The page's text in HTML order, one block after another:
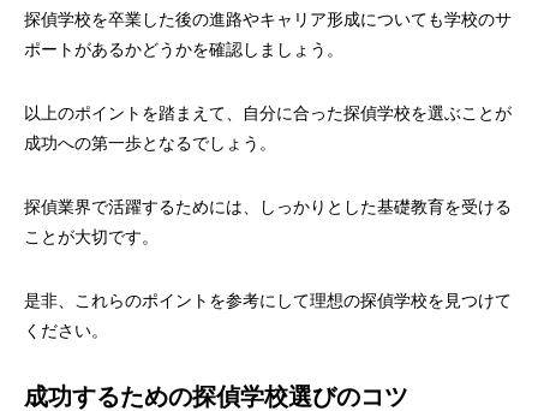
探偵学校を卒業した後の進路やキャリア形成についても学校のサ
ポートがあるかどうかを確認しましょう。
以上のポイントを踏まえて、自分に合った探偵学校を選ぶことが
成功への第一歩となるでしょう。
探偵業界で活躍するためには、しっかりとした基礎教育を受ける
ことが大切です。
是非、これらのポイントを参考にして理想の探偵学校を見つけて
ください。
成功するための探偵学校選びのコツ